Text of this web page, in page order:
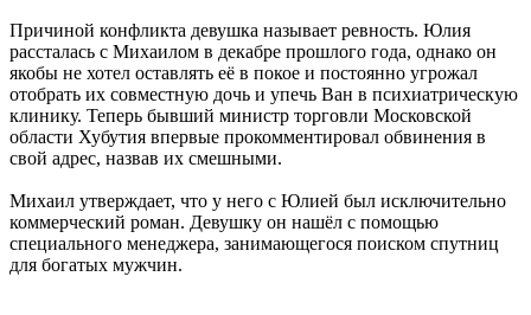
Причиной конфликта девушка называет ревность. Юлия
рассталась с Михаилом в декабре прошлого года, однако он
якобы не хотел оставлять её в покое и постоянно угрожал
отобрать их совместную дочь и упечь Ван в психиатрическую
клинику. Теперь бывший министр торговли Московской
области Хубутия впервые прокомментировал обвинения в
свой адрес, назвав их смешными.
Михаил утверждает, что у него с Юлией был исключительно
коммерческий роман. Девушку он нашёл с помощью
специального менеджера, занимающегося поиском спутниц
для богатых мужчин.